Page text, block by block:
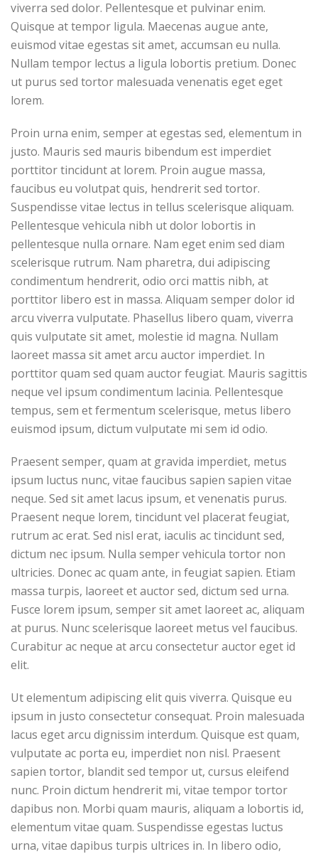
viverra sed dolor. Pellentesque et pulvinar enim.
Quisque at tempor ligula. Maecenas augue ante,
euismod vitae egestas sit amet, accumsan eu nulla.
Nullam tempor lectus a ligula lobortis pretium. Donec
ut purus sed tortor malesuada venenatis eget eget
lorem.
Proin urna enim, semper at egestas sed, elementum in
justo. Mauris sed mauris bibendum est imperdiet
porttitor tincidunt at lorem. Proin augue massa,
faucibus eu volutpat quis, hendrerit sed tortor.
Suspendisse vitae lectus in tellus scelerisque aliquam.
Pellentesque vehicula nibh ut dolor lobortis in
pellentesque nulla ornare. Nam eget enim sed diam
scelerisque rutrum. Nam pharetra, dui adipiscing
condimentum hendrerit, odio orci mattis nibh, at
porttitor libero est in massa. Aliquam semper dolor id
arcu viverra vulputate. Phasellus libero quam, viverra
quis vulputate sit amet, molestie id magna. Nullam
laoreet massa sit amet arcu auctor imperdiet. In
porttitor quam sed quam auctor feugiat. Mauris sagittis
neque vel ipsum condimentum lacinia. Pellentesque
tempus, sem et fermentum scelerisque, metus libero
euismod ipsum, dictum vulputate mi sem id odio.
Praesent semper, quam at gravida imperdiet, metus
ipsum luctus nunc, vitae faucibus sapien sapien vitae
neque. Sed sit amet lacus ipsum, et venenatis purus.
Praesent neque lorem, tincidunt vel placerat feugiat,
rutrum ac erat. Sed nisl erat, iaculis ac tincidunt sed,
dictum nec ipsum. Nulla semper vehicula tortor non
ultricies. Donec ac quam ante, in feugiat sapien. Etiam
massa turpis, laoreet et auctor sed, dictum sed urna.
Fusce lorem ipsum, semper sit amet laoreet ac, aliquam
at purus. Nunc scelerisque laoreet metus vel faucibus.
Curabitur ac neque at arcu consectetur auctor eget id
elit.
Ut elementum adipiscing elit quis viverra. Quisque eu
ipsum in justo consectetur consequat. Proin malesuada
lacus eget arcu dignissim interdum. Quisque est quam,
vulputate ac porta eu, imperdiet non nisl. Praesent
sapien tortor, blandit sed tempor ut, cursus eleifend
nunc. Proin dictum hendrerit mi, vitae tempor tortor
dapibus non. Morbi quam mauris, aliquam a lobortis id,
elementum vitae quam. Suspendisse egestas luctus
urna, vitae dapibus turpis ultrices in. In libero odio,